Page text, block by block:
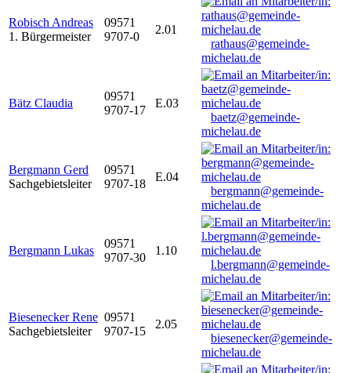
Robisch Andreas
1. Bürgermeister
09571
9707-0
2.01
rathaus@gemeinde-
michelau.de
Bätz Claudia
09571
9707-17
E.03
baetz@gemeinde-
michelau.de
Bergmann Gerd
Sachgebietsleiter
09571
9707-18
E.04
bergmann@gemeinde-
michelau.de
Bergmann Lukas
09571
9707-30
1.10
l.bergmann@gemeinde-
michelau.de
Biesenecker Rene
Sachgebietsleiter
09571
9707-15
2.05
biesenecker@gemeinde-
michelau.de